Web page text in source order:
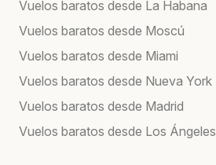
Vuelos baratos desde La Habana
Vuelos baratos desde Moscú
Vuelos baratos desde Miami
Vuelos baratos desde Nueva York
Vuelos baratos desde Madrid
Vuelos baratos desde Los Ángeles